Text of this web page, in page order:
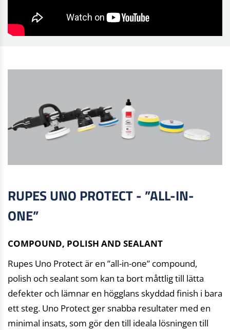
RUPES UNO PROTECT - ”ALL-IN-
ONE”
COMPOUND, POLISH AND SEALANT
Rupes Uno Protect är en ”all-in-one” compound,
polish och sealant som kan ta bort måttlig till lätta
defekter och lämnar en högglans skyddad finish i bara
ett steg. Uno Protect ger snabba resultater med en
minimal insats, som gör den till ideala lösningen till